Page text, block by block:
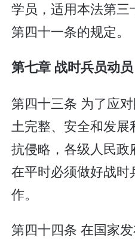
学员，适用本法第三
第四十一条的规定。
第七章 战时兵员动员
第四十三条 为了应
土完整、安全和发
抗侵略，各级人民政
在平时必须做好战
作。
第四十四条 在国家